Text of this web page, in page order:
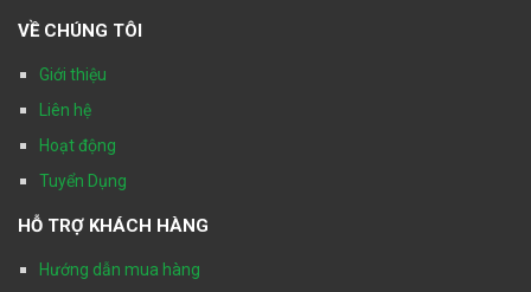
VỀ CHÚNG TÔI
Giới thiệu
Liên hệ
Hoạt động
Tuyển Dụng
HỖ TRỢ KHÁCH HÀNG
Hướng dẫn mua hàng